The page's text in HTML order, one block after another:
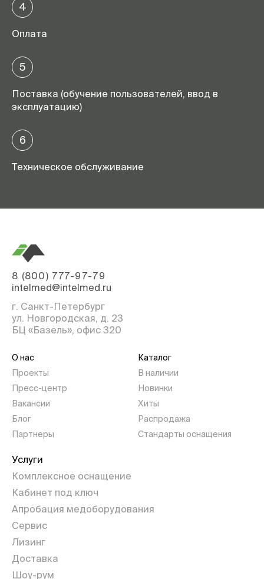
4
Оплата
5
Поставка (обучение пользователей, ввод в
эксплуатацию)
6
Техническое обслуживание
8 (800) 777-97-79
intelmed@intelmed.ru
г. Санкт-Петербург
ул. Новгородская, д. 23
БЦ «Базель», офис 320
О нас
Проекты
Пресс-центр
Вакансии
Блог
Партнеры
Каталог
В наличии
Новинки
Хиты
Распродажа
Стандарты оснащения
Услуги
Комплексное оснащение
Кабинет под ключ
Апробация медоборудования
Сервис
Лизинг
Доставка
Шоу-рум